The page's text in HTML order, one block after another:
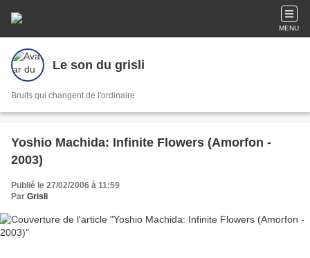
MENU
Le son du grisli
Bruits qui changent de l'ordinaire
Yoshio Machida: Infinite Flowers (Amorfon -
2003)
Publié le 27/02/2006 à 11:59
Par Grisli